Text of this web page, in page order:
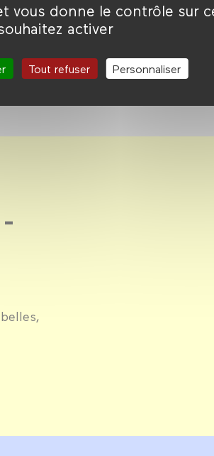
vous donne le contrôle sur
activer
Tout refuser Personnaliser